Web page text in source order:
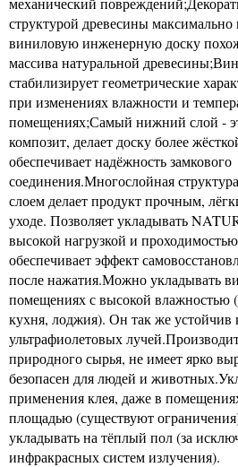
структурой древесины
виниловую инженерную доску
массива натуральной
стабилизирует геометрические
при изменениях влажности и
помещениях;Самый нижний слой -
композит, делает доску более
обеспечивает надёжность замкового
соединения.Многослойная
слоем делает продукт прочным,
уходе. Позволяет укладывать
высокой нагрузкой и
обеспечивает эффект
после нажатия.Можно укладывать
помещениях с высокой влажностью
кухня, лоджия). Он так же устойчив
ультрафиолетовых
природного сырья, не имеет ярко
безопасен для людей и
применения клея, даже в
площадью (существуют
укладывать на тёплый пол (за
инфракрасных систем излучения).